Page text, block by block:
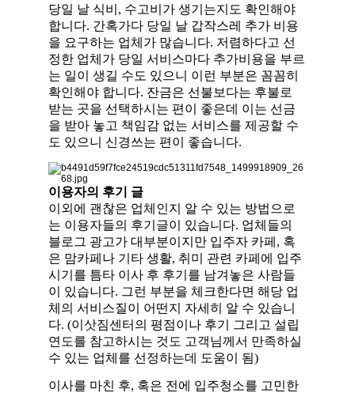
당일 날 식비, 수고비가 생기는지도 확인해야
합니다. 간혹가다 당일 날 갑작스레 추가 비용
을 요구하는 업체가 많습니다. 저렴하다고 선
정한 업체가 당일 서비스마다 추가비용을 부르
는 일이 생길 수도 있으니 이런 부분은 꼼꼼히
확인해야 합니다. 잔금은 선불보다는 후불로
받는 곳을 선택하시는 편이 좋은데 이는 선금
을 받아 놓고 책임감 없는 서비스를 제공할 수
도 있으니 신경쓰는 편이 좋습니다.
이용자의 후기 글
이외에 괜찮은 업체인지 알 수 있는 방법으로
는 이용자들의 후기글이 있습니다. 업체들의
블로그 광고가 대부분이지만 입주자 카페, 혹
은 맘카페나 기타 생활, 취미 관련 카페에 입주
시기를 틈타 이사 후 후기를 남겨놓은 사람들
이 있습니다. 그런 부분을 체크한다면 해당 업
체의 서비스질이 어떤지 자세히 알 수 있습니
다. (이삿짐센터의 평점이나 후기 그리고 설립
연도를 참고하시는 것도 고객님께서 만족하실
수 있는 업체를 선정하는데 도움이 됨)
이사를 마친 후, 혹은 전에 입주청소를 고민한